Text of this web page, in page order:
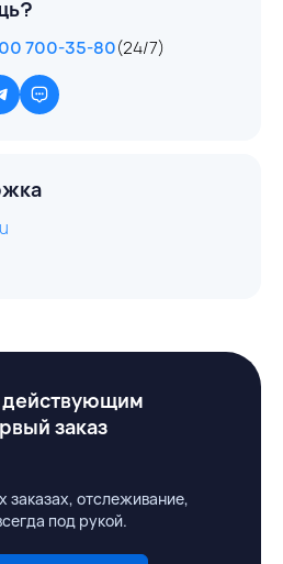
700-35-80(24/7)
действующим
заказ
отслеживание,
под рукой.